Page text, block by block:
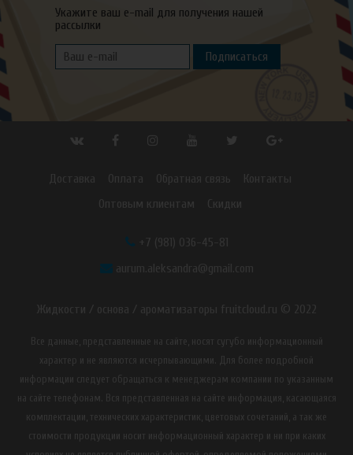
Укажите ваш e-mail для получения нашей
рассылки
Подписаться
Доставка Оплата Обратная связь
Контакты
Оптовым клиентам
Скидки
+7 (981) 036-45-81
aurum.aleksandra@gmail.com
Жидкости / основа / ароматизаторы fruitcloud.ru © 2022
Все данные, представленные на сайте, носят сугубо информационный
характер и не являются исчерпывающими. Для более подробной
информации следует обращаться к менеджерам компании по указанным
на сайте телефонам. Вся представленная на сайте информация, касающаяся
комплектации, технических характеристик, цветовых сочетаний, а так же
стоимости продукции носит информационный характер и ни при каких